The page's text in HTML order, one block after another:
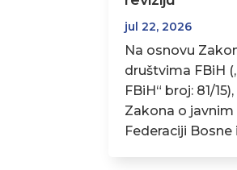
jul 22, 2026
Na osnovu
društvima FBiH
FBiH“ broj: 81/
Zakona o
Federaciji Bosne